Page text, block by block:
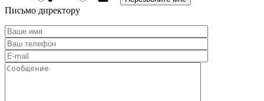
Письмо директору